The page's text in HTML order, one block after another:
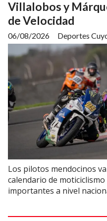
Villalobos y
de Velocidad
Deportes
06/08/2026
Los pilotos mendocinos
calendario de
importantes a nivel